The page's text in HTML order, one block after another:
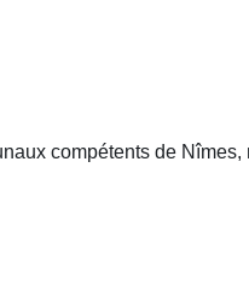
compétents de